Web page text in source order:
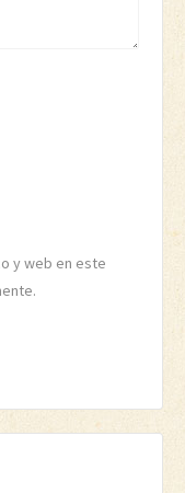
y web en este